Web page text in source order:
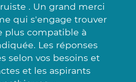
. Un grand merci
qui s'engage trouver
plus compatible à
Les réponses
selon vos besoins et
et les aspirants